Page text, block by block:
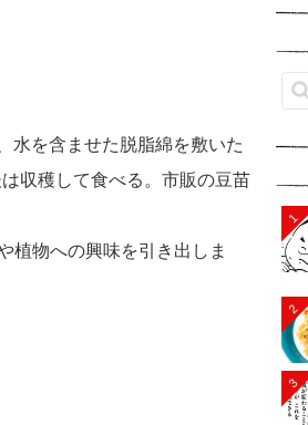
水を含ませた脱脂綿を敷いた
収穫して食べる。市販の豆苗
植物への興味を引き出しま
1
2
3